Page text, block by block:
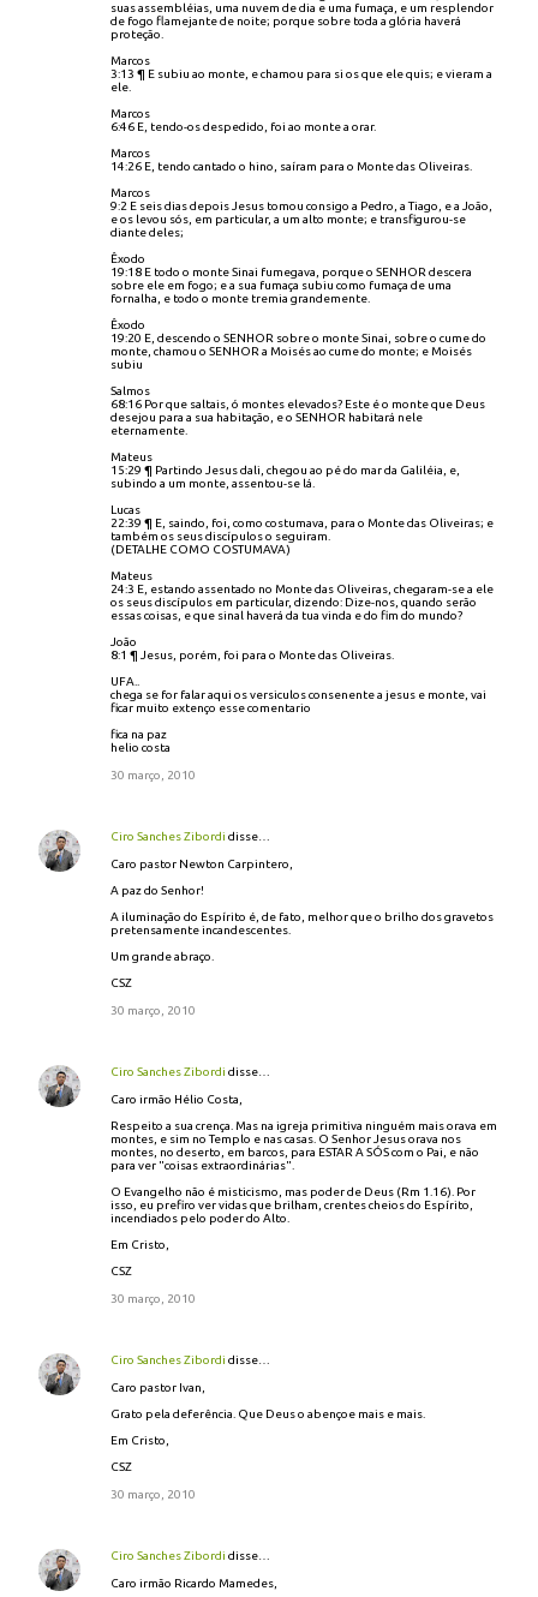
suas assembléias, uma nuvem de dia e uma fumaça, e um resplendor
de fogo flamejante de noite; porque sobre toda a glória haverá
proteção.
Marcos
3:13 ¶ E subiu ao monte, e chamou para si os que ele quis; e vieram a
ele.
Marcos
6:46 E, tendo-os despedido, foi ao monte a orar.
Marcos
14:26 E, tendo cantado o hino, saíram para o Monte das Oliveiras.
Marcos
9:2 E seis dias depois Jesus tomou consigo a Pedro, a Tiago, e a João,
e os levou sós, em particular, a um alto monte; e transfigurou-se
diante deles;
Êxodo
19:18 E todo o monte Sinai fumegava, porque o SENHOR descera
sobre ele em fogo; e a sua fumaça subiu como fumaça de uma
fornalha, e todo o monte tremia grandemente.
Êxodo
19:20 E, descendo o SENHOR sobre o monte Sinai, sobre o cume do
monte, chamou o SENHOR a Moisés ao cume do monte; e Moisés
subiu
Salmos
68:16 Por que saltais, ó montes elevados? Este é o monte que Deus
desejou para a sua habitação, e o SENHOR habitará nele
eternamente.
Mateus
15:29 ¶ Partindo Jesus dali, chegou ao pé do mar da Galiléia, e,
subindo a um monte, assentou-se lá.
Lucas
22:39 ¶ E, saindo, foi, como costumava, para o Monte das Oliveiras; e
também os seus discípulos o seguiram.
(DETALHE COMO COSTUMAVA)
Mateus
24:3 E, estando assentado no Monte das Oliveiras, chegaram-se a ele
os seus discípulos em particular, dizendo: Dize-nos, quando serão
essas coisas, e que sinal haverá da tua vinda e do fim do mundo?
João
8:1 ¶ Jesus, porém, foi para o Monte das Oliveiras.
UFA..
chega se for falar aqui os versiculos consenente a jesus e monte, vai
ficar muito extenço esse comentario
fica na paz
helio costa
30 março, 2010
Ciro Sanches Zibordi disse…
Caro pastor Newton Carpintero,
A paz do Senhor!
A iluminação do Espírito é, de fato, melhor que o brilho dos gravetos
pretensamente incandescentes.
Um grande abraço.
CSZ
30 março, 2010
Ciro Sanches Zibordi disse…
Caro irmão Hélio Costa,
Respeito a sua crença. Mas na igreja primitiva ninguém mais orava em
montes, e sim no Templo e nas casas. O Senhor Jesus orava nos
montes, no deserto, em barcos, para ESTAR A SÓS com o Pai, e não
para ver "coisas extraordinárias".
O Evangelho não é misticismo, mas poder de Deus (Rm 1.16). Por
isso, eu prefiro ver vidas que brilham, crentes cheios do Espírito,
incendiados pelo poder do Alto.
Em Cristo,
CSZ
30 março, 2010
Ciro Sanches Zibordi disse…
Caro pastor Ivan,
Grato pela deferência. Que Deus o abençoe mais e mais.
Em Cristo,
CSZ
30 março, 2010
Ciro Sanches Zibordi disse…
Caro irmão Ricardo Mamedes,